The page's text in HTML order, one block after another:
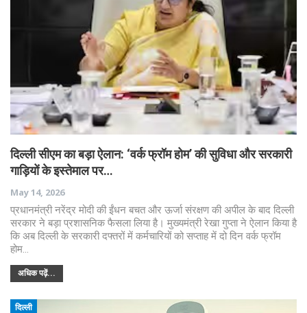
दिल्ली सीएम का बड़ा ऐलान: ‘वर्क फ्रॉम होम’ की सुविधा और सरकारी
गाड़ियों के इस्तेमाल पर…
May 14, 2026
प्रधानमंत्री नरेंद्र मोदी की ईंधन बचत और ऊर्जा संरक्षण की अपील के बाद दिल्ली
सरकार ने बड़ा प्रशासनिक फैसला लिया है। मुख्यमंत्री रेखा गुप्ता ने ऐलान किया है
कि अब दिल्ली के सरकारी दफ्तरों में कर्मचारियों को सप्ताह में दो दिन वर्क फ्रॉम
होम…
अधिक पढ़ें...
दिल्ली